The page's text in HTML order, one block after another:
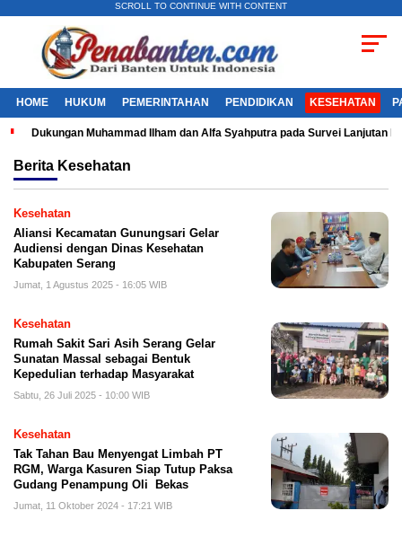
SCROLL TO CONTINUE WITH CONTENT
HOME HUKUM PEMERINTAHAN PENDIDIKAN KESEHATAN
Dukungan Muhammad Ilham dan Alfa Syahputra pada Survei Lanjutan
Berita Kesehatan
Kesehatan
Aliansi Kecamatan Gunungsari Gelar
Audiensi dengan Dinas Kesehatan
Kabupaten Serang
Jumat, 1 Agustus 2025 - 16:05 WIB
Kesehatan
Rumah Sakit Sari Asih Serang Gelar
Sunatan Massal sebagai Bentuk
Kepedulian terhadap Masyarakat
Sabtu, 26 Juli 2025 - 10:00 WIB
Kesehatan
Tak Tahan Bau Menyengat Limbah PT
RGM, Warga Kasuren Siap Tutup Paksa
Gudang Penampung Oli Bekas
Jumat, 11 Oktober 2024 - 17:21 WIB